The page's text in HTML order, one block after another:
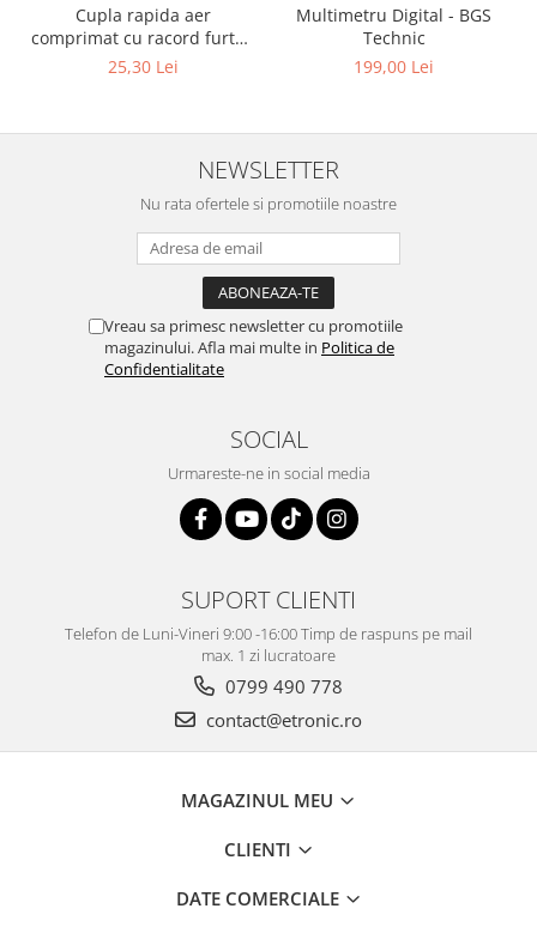
Cupla rapida aer
comprimat cu racord furtun
8 mm (5/16") | SUA / Franta
25,30 Lei
Multimetru Digital - BGS
Technic
199,00 Lei
NEWSLETTER
Nu rata ofertele si promotiile noastre
Vreau sa primesc newsletter cu promotiile
magazinului. Afla mai multe in Politica de
Confidentialitate
SOCIAL
Urmareste-ne in social media
SUPORT CLIENTI
Telefon de Luni-Vineri 9:00 -16:00 Timp de raspuns pe mail
max. 1 zi lucratoare
0799 490 778
contact@etronic.ro
MAGAZINUL MEU
CLIENTI
DATE COMERCIALE